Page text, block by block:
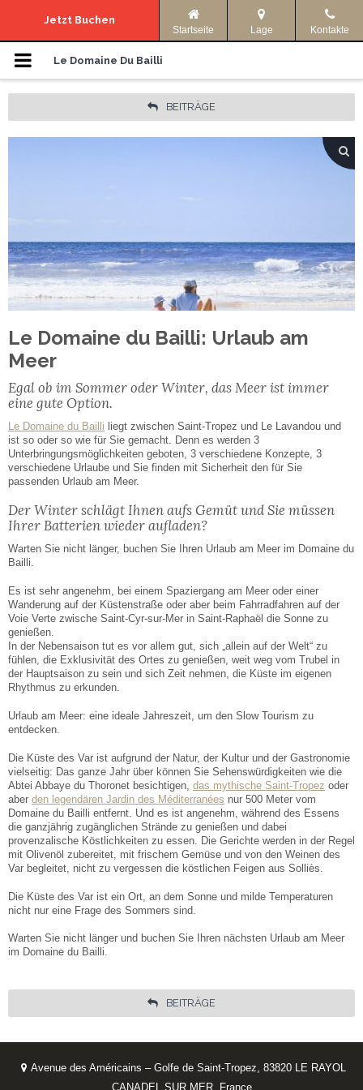
Navigationsmenü
Die Domaine
Aktivitaten
Sprache:
ENGLISH FRANÇAIS
DEUTSCH
Facebook
Jetzt Buchen
Startseite Lage Kontakte
Le Domaine Du Bailli
BEITRÄGE
Le Domaine du Bailli: Urlaub am
Meer
Egal ob im Sommer oder Winter, das Meer ist immer
eine gute Option.
Le Domaine du Bailli liegt zwischen Saint-Tropez und Le Lavandou und
ist so oder so wie für Sie gemacht. Denn es werden 3
Unterbringungsmöglichkeiten geboten, 3 verschiedene Konzepte, 3
verschiedene Urlaube und Sie finden mit Sicherheit den für Sie
passenden Urlaub am Meer.
Der Winter schlägt Ihnen aufs Gemüt und Sie müssen
Ihrer Batterien wieder aufladen?
Warten Sie nicht länger, buchen Sie Ihren Urlaub am Meer im Domaine du
Bailli.
Es ist sehr angenehm, bei einem Spaziergang am Meer oder einer
Wanderung auf der Küstenstraße oder aber beim Fahrradfahren auf der
Voie Verte zwische Saint-Cyr-sur-Mer in Saint-Raphaël die Sonne zu
genießen.
In der Nebensaison tut es vor allem gut, sich „allein auf der Welt“ zu
fühlen, die Exklusivität des Ortes zu genießen, weit weg vom Trubel in
der Hauptsaison zu sein und sich Zeit nehmen, die Küste im eigenen
Rhythmus zu erkunden.
Urlaub am Meer: eine ideale Jahreszeit, um den Slow Tourism zu
entdecken.
Die Küste des Var ist aufgrund der Natur, der Kultur und der Gastronomie
vielseitig: Das ganze Jahr über können Sie Sehenswürdigkeiten wie die
Abtei Abbaye du Thoronet besichtigen, das mythische Saint-Tropez oder
aber den legendären Jardin des Méditerranées nur 500 Meter vom
Domaine du Bailli entfernt. Und es ist angenehm, während des Essens
die ganzjährig zugänglichen Strände zu genießen und dabei
provenzalische Köstlichkeiten zu essen. Die Gerichte werden in der Regel
mit Olivenöl zubereitet, mit frischem Gemüse und von den Weinen des
Var begleitet, nicht zu vergessen die köstlichen Feigen aus Solliès.
Die Küste des Var ist ein Ort, an dem Sonne und milde Temperaturen
nicht nur eine Frage des Sommers sind.
Warten Sie nicht länger und buchen Sie Ihren nächsten Urlaub am Meer
im Domaine du Bailli.
BEITRÄGE
Avenue des Américains – Golfe de Saint-Tropez, 83820 LE RAYOL
CANADEL SUR MER, France